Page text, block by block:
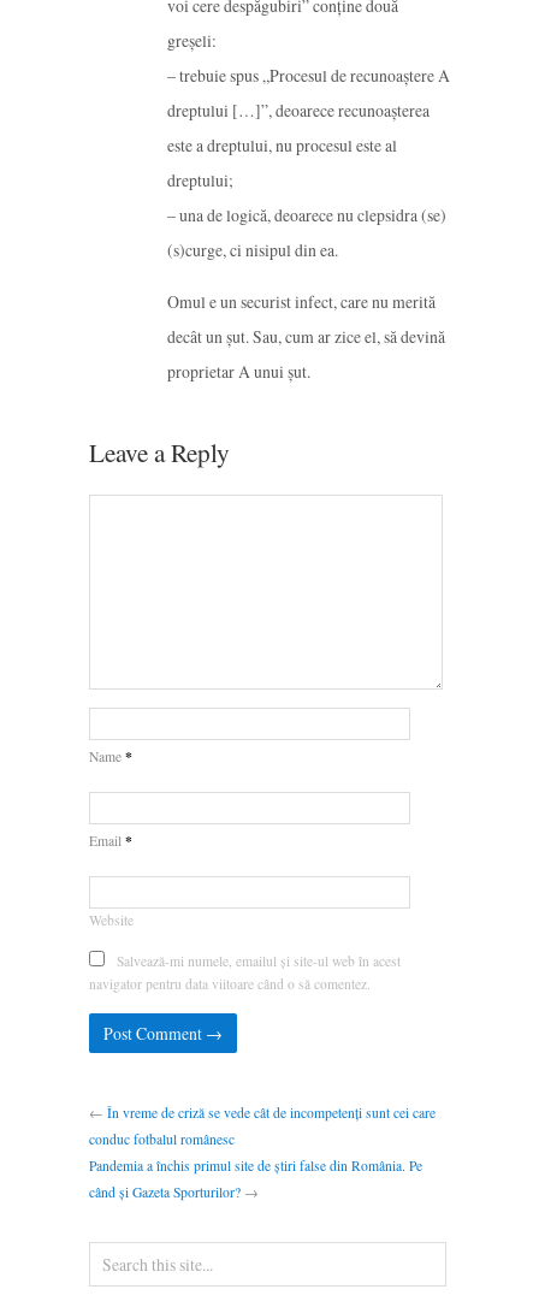
voi cere despăgubiri” conține două
greșeli:
– trebuie spus „Procesul de recunoaștere A
dreptului […]”, deoarece recunoașterea
este a dreptului, nu procesul este al
dreptului;
– una de logică, deoarece nu clepsidra (se)
(s)curge, ci nisipul din ea.
Omul e un securist infect, care nu merită
decât un șut. Sau, cum ar zice el, să devină
proprietar A unui șut.
Leave a Reply
Name *
Email *
Website
Salvează-mi numele, emailul și site-ul web în acest
navigator pentru data viitoare când o să comentez.
← În vreme de criză se vede cât de incompetenți sunt cei care
conduc fotbalul românesc
Pandemia a închis primul site de știri false din România. Pe
când și Gazeta Sporturilor? →